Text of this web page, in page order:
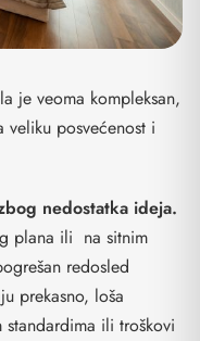
je veoma kompleksan,
posvećenost i
nedostatka ideja.
plana ili na sitnim
redosled
prekasno, loša
standardima ili troškovi